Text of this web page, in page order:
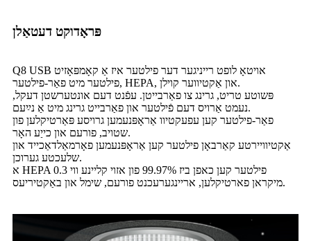
פּראָדוקט דעטאַלן
Q8 USB אויטאָ לופט רייניגער דער פילטער איז אַ קאָמפּאָזיט
פילטער מיט פאַר-פילטער, HEPA, און אַקטיווער קוילן.
פּשוטע טריט, גרינג צו פאַרבייטן. עפֿנט דעם אונטערשטן דעקל,
נעמט אַרויס דעם פֿילטער און פאַרבייט גרינג מיט אַ נײַעם.
פאַר-פילטער קען עפעקטיוו אַראָפּנעמען גרויסע פּאַרטיקלען פון
שטויב, פורעם און כייַע האָר.
אַקטיוויירטע קאַרבאָן פילטער קען אַראָפּנעמען פאָרמאַלדאַכייד און
שלעכטע גערוכן.
א HEPA פילטער קען כאפן ביז 99.97% פון אזוי קליינע ווי 0.3
מיקראן פארטיקלען, אריינגערעכנט פורעם, שימל און באַקטיריעס.